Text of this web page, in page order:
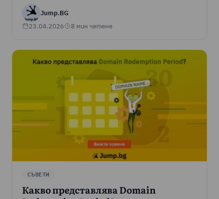
Jump.BG
23.04.2026 8 мин четене
СЪВЕТИ
Какво представлява Domain